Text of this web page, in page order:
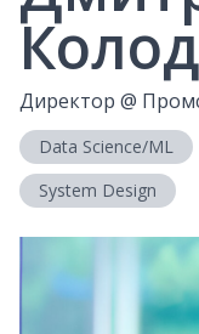
Директор @
Data Science/ML
System Design